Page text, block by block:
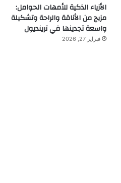
الأزياء الذكية للأمهات الحوامل:
مزيج من الأناقة والراحة وتشكيلة
واسعة تجدينها في ترينديول
فبراير 27, 2026